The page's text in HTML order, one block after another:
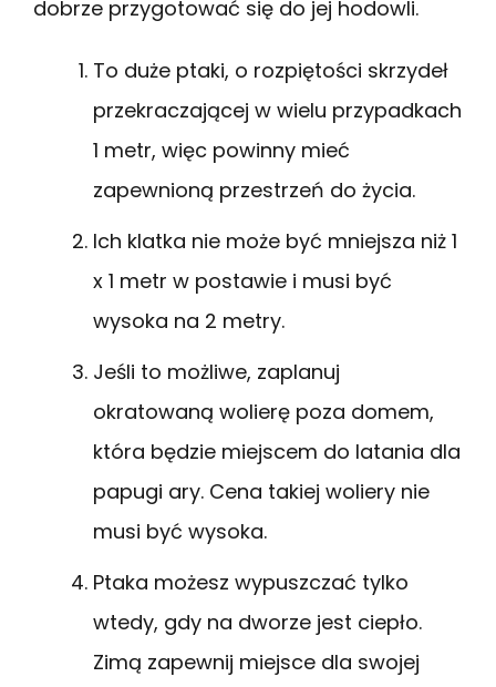
dobrze przygotować się do jej hodowli.
To duże ptaki, o rozpiętości skrzydeł
przekraczającej w wielu przypadkach
1 metr, więc powinny mieć
zapewnioną przestrzeń do życia.
Ich klatka nie może być mniejsza niż 1
x 1 metr w postawie i musi być
wysoka na 2 metry.
Jeśli to możliwe, zaplanuj
okratowaną wolierę poza domem,
która będzie miejscem do latania dla
papugi ary. Cena takiej woliery nie
musi być wysoka.
Ptaka możesz wypuszczać tylko
wtedy, gdy na dworze jest ciepło.
Zimą zapewnij miejsce dla swojej